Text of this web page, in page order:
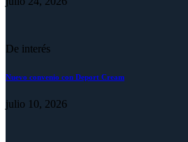
De interés
Nuevo convenio con Deport Cream
julio 10, 2026